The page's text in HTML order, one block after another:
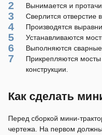
Вынимается и
Сверлится отверстие
Производятся
Устанавливаются
Выполняются сварные
Прикрепляются
конструкции.
Как сделать
Перед сборкой мини-
чертежа. На первом